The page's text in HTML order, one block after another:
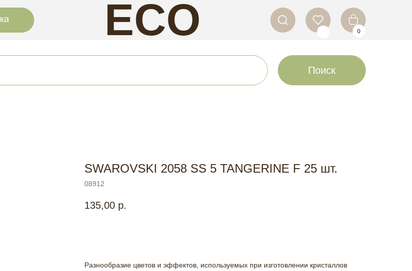
0
ECO
NAILS
Поиск
SWAROVSKI 2058 SS 5 TANGERINE F 25 шт.
08912
135,00 р.
Разнообразие цветов и эффектов, используемых при изготовлении кристаллов